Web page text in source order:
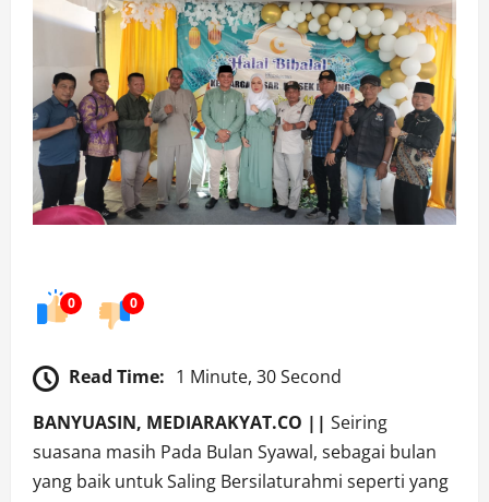
0 0
Read Time: 1 Minute, 30 Second
BANYUASIN, MEDIARAKYAT.CO || Seiring
suasana masih Pada Bulan Syawal, sebagai bulan
yang baik untuk Saling Bersilaturahmi seperti yang